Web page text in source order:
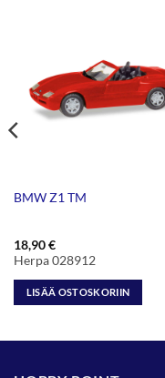
BMW Z1 TM
18,90€
Herpa 028912
LISÄÄ OSTOSKORIIN